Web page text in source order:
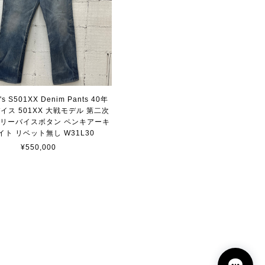
S501XX Denim Pants 40年
ス 501XX 大戦モデル 第二次
ーバイスボタン ペンキアーキ
ト リベット無し W31L30
¥550,000